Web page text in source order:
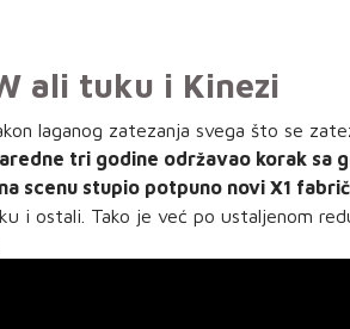
ali tuku i Kinezi
laganog zatezanja svega što se
tri godine održavao korak sa
scenu stupio potpuno novi X1
i ostali. Tako je već po ustaljenom